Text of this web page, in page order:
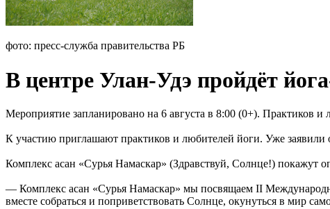
фото: пресс-служба правительства РБ
В центре Улан-Удэ пройдёт
Мероприятие запланировано на 6 августа в 8:00 (0+). Практиков
К участию приглашают практиков и любителей йоги. Уже заявили
Комплекс асан «Сурья Намаскар» (Здравствуй, Солнце!)
— Комплекс асан «Сурья Намаскар» мы посвящаем II
вместе собраться и поприветствовать Солнце, окунуться в мир